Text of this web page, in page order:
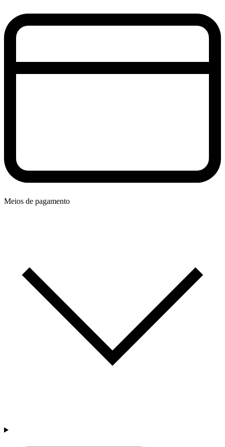
Meios de pagamento